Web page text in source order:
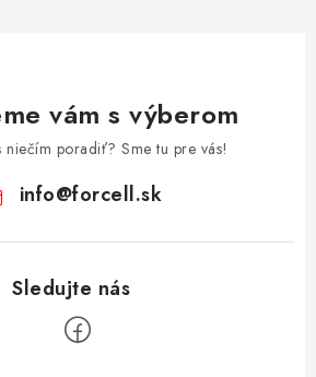
vám s výberom
niečím poradiť? Sme tu pre vás!
info@forcell.sk